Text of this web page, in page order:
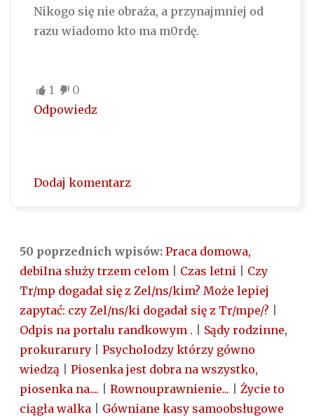
Nikogo się nie obraża, a przynajmniej od
razu wiadomo kto ma m0rdę.
1
0
Odpowiedz
Dodaj komentarz
50 poprzednich wpisów: Praca domowa,
debiIna służy trzem celom
Czas letni
Czy
Tr/mp dogadał się z Zel/ns/kim? Może lepiej
zapytać: czy Zel/ns/ki dogadał się z Tr/mpe/?
Odpis na portalu randkowym .
Sądy rodzinne,
prokurarury
Psycholodzy którzy gówno
wiedzą
Piosenka jest dobra na wszystko,
piosenka na....
Rownouprawnienie...
Życie to
ciągła walka
Gówniane kasy samoobsługowe